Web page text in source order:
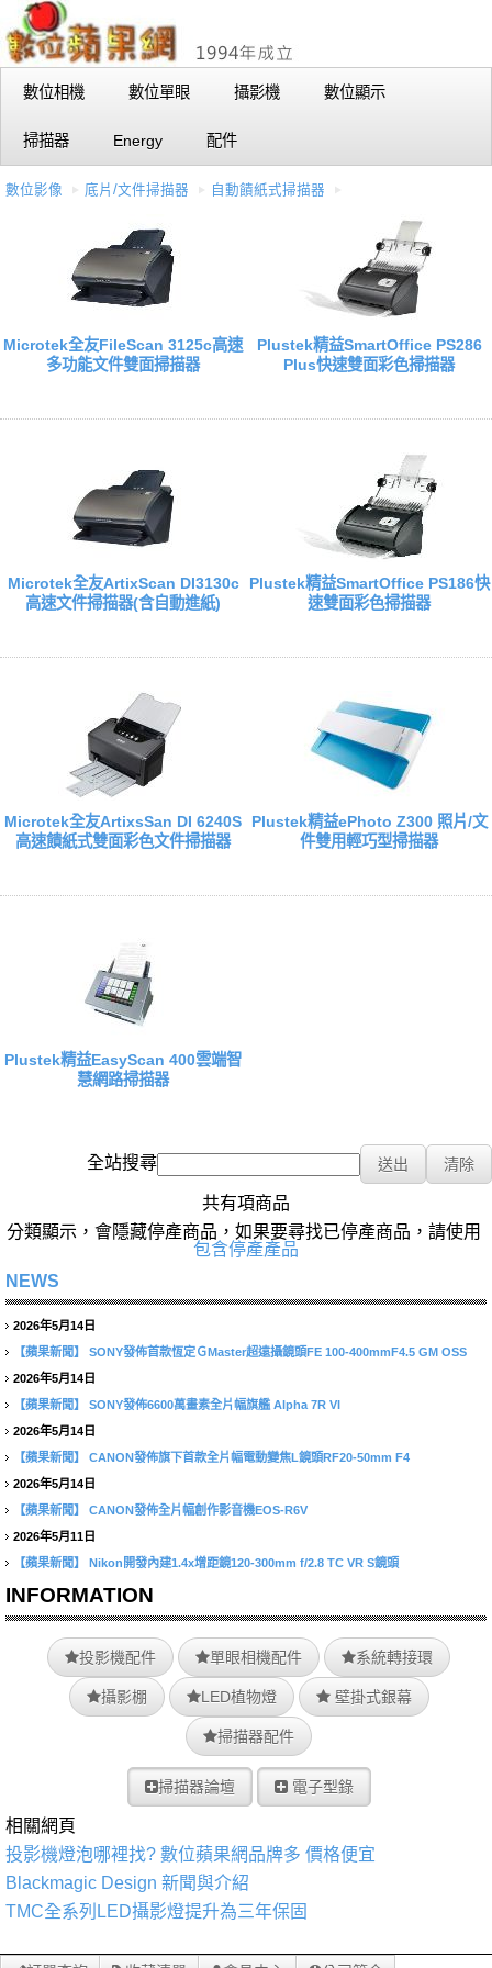
數位相機 數位單眼 攝影機 數位顯示
掃描器 Energy 配件
數位影像 底片/文件掃描器 自動饋紙式掃描器
Microtek全友FileScan 3125c高速
多功能文件雙面掃描器
Plustek精益SmartOffice PS286
Plus快速雙面彩色掃描器
Microtek全友ArtixScan DI3130c
高速文件掃描器(含自動進紙)
Plustek精益SmartOffice PS186快
速雙面彩色掃描器
Microtek全友ArtixsSan DI 6240S
高速饋紙式雙面彩色文件掃描器
Plustek精益ePhoto Z300 照片/文
件雙用輕巧型掃描器
Plustek精益EasyScan 400雲端智
慧網路掃描器
全站搜尋
共有項商品
分類顯示，會隱藏停產商品，如果要尋找已停產商品，請使用
包含停產產品
NEWS
2026年5月14日
【蘋果新聞】
SONY發佈首款恆定ＧMaster超遠攝鏡頭FE 100-400mmF4.5 GM OSS
2026年5月14日
【蘋果新聞】
SONY發佈6600萬畫素全片幅旗艦 Alpha 7R VI
2026年5月14日
【蘋果新聞】
CANON發佈旗下首款全片幅電動變焦L鏡頭RF20-50mm F4
2026年5月14日
【蘋果新聞】
CANON發佈全片幅創作影音機EOS-R6V
2026年5月11日
【蘋果新聞】
Nikon開發內建1.4x增距鏡120-300mm f/2.8 TC VR S鏡頭
INFORMATION
投影機配件 單眼相機配件 系統轉接環
攝影棚 LED植物燈 壁掛式銀幕
掃描器配件
掃描器論壇 電子型錄
相關網頁
投影機燈泡哪裡找? 數位蘋果網品牌多 價格便宜
Blackmagic Design 新聞與介紹
TMC全系列LED攝影燈提升為三年保固